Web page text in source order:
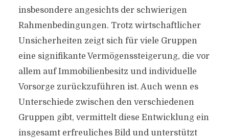
insbesondere angesichts der schwierigen
Rahmenbedingungen. Trotz wirtschaftlicher
Unsicherheiten zeigt sich für viele Gruppen
eine signifikante Vermögenssteigerung, die vor
allem auf Immobilienbesitz und individuelle
Vorsorge zurückzuführen ist. Auch wenn es
Unterschiede zwischen den verschiedenen
Gruppen gibt, vermittelt diese Entwicklung ein
insgesamt erfreuliches Bild und unterstützt